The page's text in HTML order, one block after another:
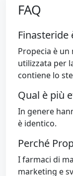
FAQ
Finasteride
Propecia è
utilizzata per
contiene lo
Qual è più
In genere
è identico.
Perché
I farmaci di
marketing e